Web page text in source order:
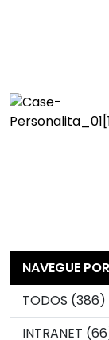
NAVEGUE
TODOS (386)
INTRANET